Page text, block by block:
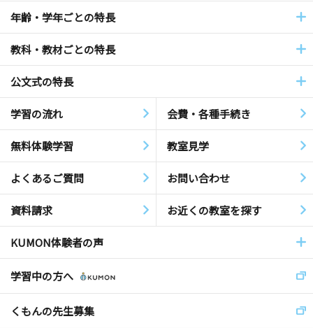
年齢・学年ごとの特長
教科・教材ごとの特長
公文式の特長
学習の流れ 会費・各種手続き
無料体験学習 教室見学
よくあるご質問 お問い合わせ
資料請求 お近くの教室を探す
KUMON体験者の声
学習中の方へ
くもんの先生募集